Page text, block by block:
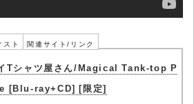
スト 関連サイト/リンク
Tシャツ屋さん/Magical Tank-top P
[Blu-ray+CD] [限定]